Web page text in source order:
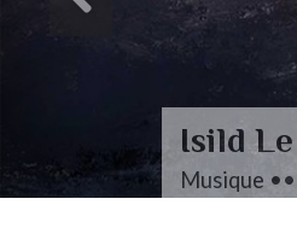
Musique